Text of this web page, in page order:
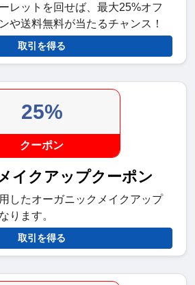
レットを回せば、最大25%オフ
や送料無料が当たるチャンス！
取引を得る
25%
クーポン
イクアップクーポン
したオーガニックメイクアップ
ります。
取引を得る